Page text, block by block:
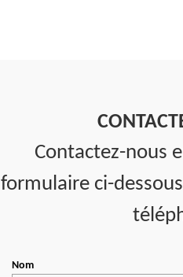
Contactez-nous
formulaire ci-
Nom